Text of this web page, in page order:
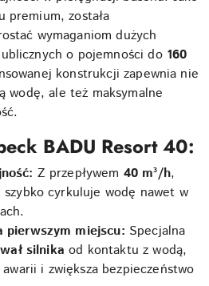
premium, została
wymaganiom dużych
o pojemności do 160
konstrukcji zapewnia nie
wodę, ale też maksymalne
BADU Resort 40:
Z przepływem 40 m³/h,
cyrkuluje wodę nawet w
pierwszym miejscu: Specjalna
silnika od kontaktu z wodą,
i zwiększa bezpieczeństwo